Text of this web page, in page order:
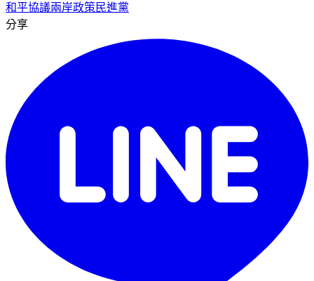
和平協議兩岸政策 民進黨
分享